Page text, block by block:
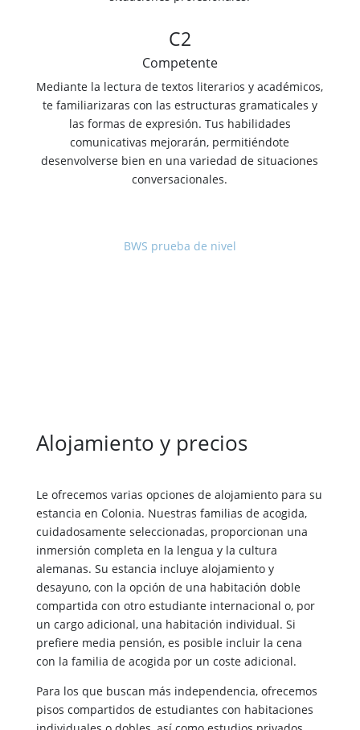
C2
Competente
Mediante la lectura de textos literarios y académicos,
te familiarizaras con las estructuras gramaticales y
las formas de expresión. Tus habilidades
comunicativas mejorarán, permitiéndote
desenvolverse bien en una variedad de situaciones
conversacionales.
BWS prueba de nivel
Alojamiento y precios
Le ofrecemos varias opciones de alojamiento para su
estancia en Colonia. Nuestras familias de acogida,
cuidadosamente seleccionadas, proporcionan una
inmersión completa en la lengua y la cultura
alemanas. Su estancia incluye alojamiento y
desayuno, con la opción de una habitación doble
compartida con otro estudiante internacional o, por
un cargo adicional, una habitación individual. Si
prefiere media pensión, es posible incluir la cena
con la familia de acogida por un coste adicional.
Para los que buscan más independencia, ofrecemos
pisos compartidos de estudiantes con habitaciones